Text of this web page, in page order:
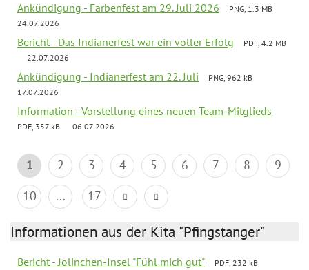
Ankündigung - Farbenfest am 29. Juli 2026
PNG, 1.3 MB
24.07.2026
Bericht - Das Indianerfest war ein voller Erfolg
PDF, 4.2 MB
22.07.2026
Ankündigung - Indianerfest am 22. Juli
PNG, 962 kB
17.07.2026
Information - Vorstellung eines neuen Team-Mitglieds
PDF, 357 kB 06.07.2026
1 2 3 4 5 6 7 8
9
10
... 17
Informationen aus der Kita "Pfingstanger"
Bericht - Jolinchen-Insel "Fühl mich gut"
PDF, 232 kB